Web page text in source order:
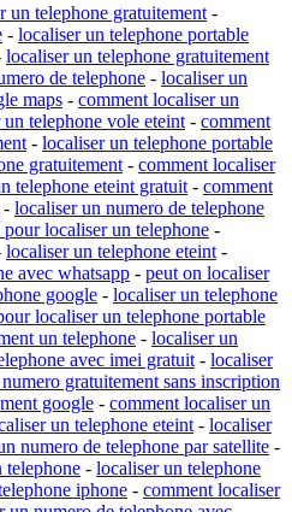
un telephone gratuitement -
- localiser un telephone portable
localiser un telephone gratuitement
de telephone - localiser un
maps - comment localiser un
un telephone vole eteint - comment
- localiser un telephone portable
gratuitement - comment localiser
telephone eteint gratuit - comment
- localiser un numero de telephone
localiser un telephone -
localiser un telephone eteint -
avec whatsapp - peut on localiser
google - localiser un telephone
localiser un telephone portable
un telephone - localiser un
avec imei gratuit - localiser
gratuitement sans inscription
google - comment localiser un
un telephone eteint - localiser
numero de telephone par satellite -
telephone - localiser un telephone
iphone - comment localiser